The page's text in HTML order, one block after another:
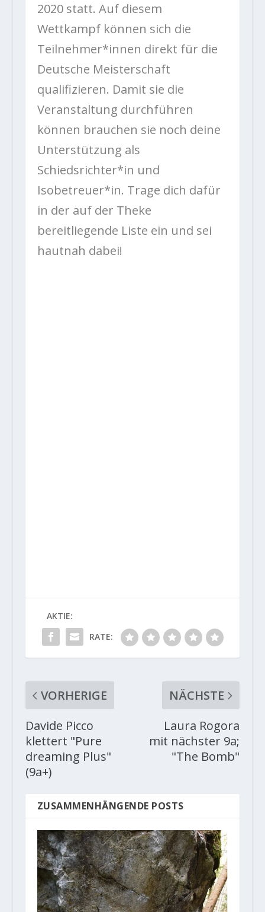
2020 statt. Auf diesem
Wettkampf können sich die
Teilnehmer*innen direkt für die
Deutsche Meisterschaft
qualifizieren. Damit sie die
Veranstaltung durchführen
können brauchen sie noch deine
Unterstützung als
Schiedsrichter*in und
Isobetreuer*in. Trage dich dafür
in der auf der Theke
bereitliegende Liste ein und sei
hautnah dabei!
AKTIE:
RATE:
VORHERIGE
Davide Picco
klettert "Pure
dreaming Plus"
(9a+)
NÄCHSTE
Laura Rogora
mit nächster 9a;
"The Bomb"
ZUSAMMENHÄNGENDE POSTS